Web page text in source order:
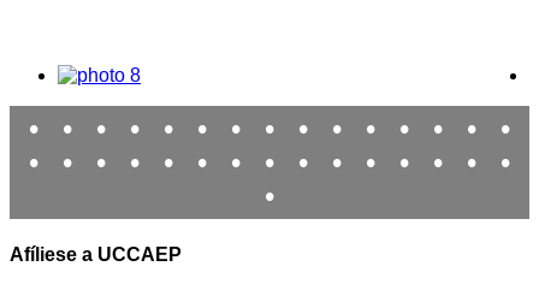
• • • • • • • • • • • • • •
•
•
• • • • • • • • • • • • •
•
•
Afíliese a UCCAEP